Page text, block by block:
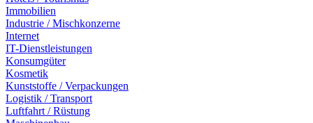
Immobilien
Industrie / Mischkonzerne
Internet
IT-Dienstleistungen
Konsumgüter
Kosmetik
Kunststoffe / Verpackungen
Logistik / Transport
Luftfahrt / Rüstung